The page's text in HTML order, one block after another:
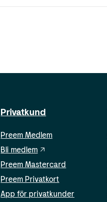
Privatkund
Preem Medlem
Bli medlem
Preem Mastercard
Preem Privatkort
App för privatkunder